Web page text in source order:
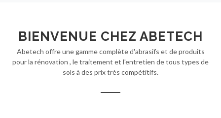
BIENVENUE CHEZ ABETECH
Abetech offre une gamme complète d'abrasifs et de produits
pour la rénovation , le traitement et l'entretien de tous types de
sols à des prix très compétitifs.